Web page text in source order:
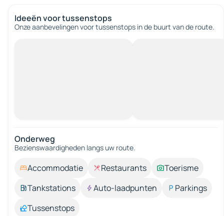
Ideeën voor tussenstops
Onze aanbevelingen voor tussenstops in de buurt van de route.
Onderweg
Bezienswaardigheden langs uw route.
Accommodatie Restaurants
Toerisme
Tankstations
Auto-laadpunten
Parkings
Tussenstops